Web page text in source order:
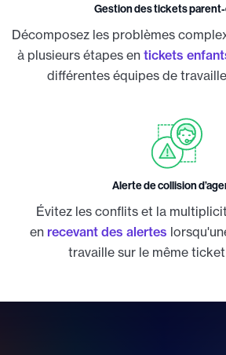
Gestion des tickets
Décomposez les problèmes
à plusieurs étapes en tickets
différentes équipes de
Alerte de collision
Évitez les conflits et la
en recevant des alertes
travaille sur le même